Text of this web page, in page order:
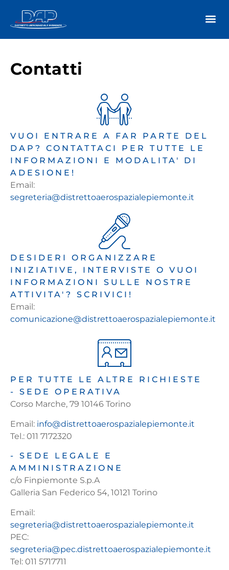
Contatti
VUOI ENTRARE A FAR PARTE DEL
DAP? CONTATTACI PER TUTTE LE
INFORMAZIONI E MODALITA' DI
ADESIONE!
Email:
segreteria@distrettoaerospazialepiemonte.it
DESIDERI ORGANIZZARE
INIZIATIVE, INTERVISTE O VUOI
INFORMAZIONI SULLE NOSTRE
ATTIVITA'? SCRIVICI!
Email:
comunicazione@distrettoaerospazialepiemonte.it
PER TUTTE LE ALTRE RICHIESTE
- SEDE OPERATIVA
Corso Marche, 79 10146 Torino
Email: info@distrettoaerospazialepiemonte.it
Tel.: 011 7172320
- SEDE LEGALE E
AMMINISTRAZIONE
c/o Finpiemonte S.p.A
Galleria San Federico 54, 10121 Torino
Email:
segreteria@distrettoaerospazialepiemonte.it
PEC:
segreteria@pec.distrettoaerospazialepiemonte.it
Tel: 011 5717711